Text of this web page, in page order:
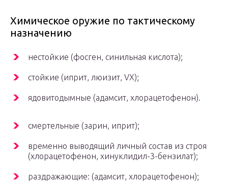
Химическое оружие по тактическому
назначению
нестойкие (фосген, синильная кислота);
стойкие (иприт, люизит, VX);
ядовитодымные (адамсит, хлорацетофенон).
смертельные (зарин, иприт);
временно выводящий личный состав из строя
(хлорацетофенон, хинуклидил-3-бензилат);
раздражающие: (адамсит, хлорацетофенон);